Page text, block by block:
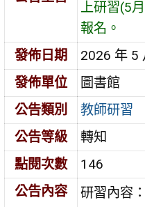
上研習(5
報名。
發佈日期
2026 年 5
發佈單位
圖書館
公告類別
教師研習
公告等級
轉知
點閱次數
146
公告內容
研習內容